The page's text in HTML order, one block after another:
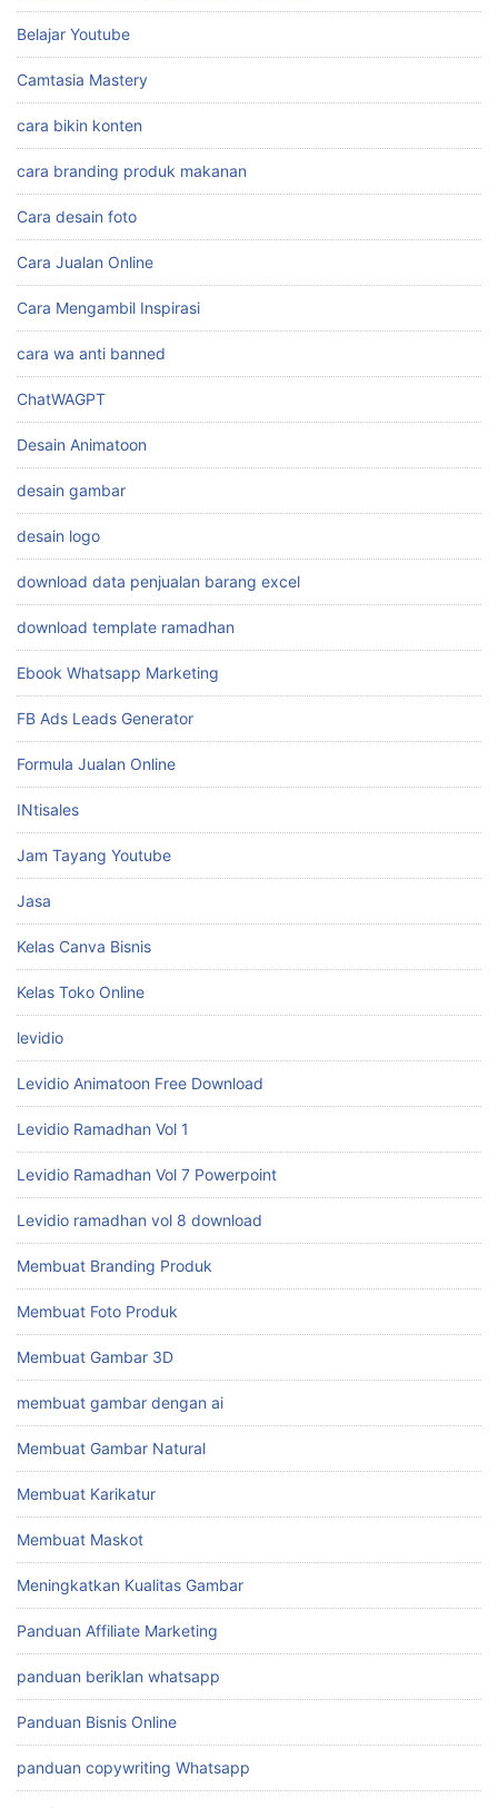
Belajar Youtube
Camtasia Mastery
cara bikin konten
cara branding produk makanan
Cara desain foto
Cara Jualan Online
Cara Mengambil Inspirasi
cara wa anti banned
ChatWAGPT
Desain Animatoon
desain gambar
desain logo
download data penjualan barang excel
download template ramadhan
Ebook Whatsapp Marketing
FB Ads Leads Generator
Formula Jualan Online
INtisales
Jam Tayang Youtube
Jasa
Kelas Canva Bisnis
Kelas Toko Online
levidio
Levidio Animatoon Free Download
Levidio Ramadhan Vol 1
Levidio Ramadhan Vol 7 Powerpoint
Levidio ramadhan vol 8 download
Membuat Branding Produk
Membuat Foto Produk
Membuat Gambar 3D
membuat gambar dengan ai
Membuat Gambar Natural
Membuat Karikatur
Membuat Maskot
Meningkatkan Kualitas Gambar
Panduan Affiliate Marketing
panduan beriklan whatsapp
Panduan Bisnis Online
panduan copywriting Whatsapp